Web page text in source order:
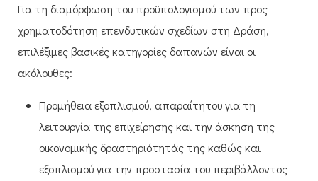
Για τη διαμόρφωση του προϋπολογισμού των προς
χρηματοδότηση επενδυτικών σχεδίων στη Δράση,
επιλέξιμες βασικές κατηγορίες δαπανών είναι οι
ακόλουθες:
Προμήθεια εξοπλισμού, απαραίτητου για τη
λειτουργία της επιχείρησης και την άσκηση της
οικονομικής δραστηριότητάς της καθώς και
εξοπλισμού για την προστασία του περιβάλλοντος